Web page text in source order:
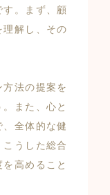
。まず、顧
解し、その
法の提案を
また、心と
全体的な健
うした総合
高めること